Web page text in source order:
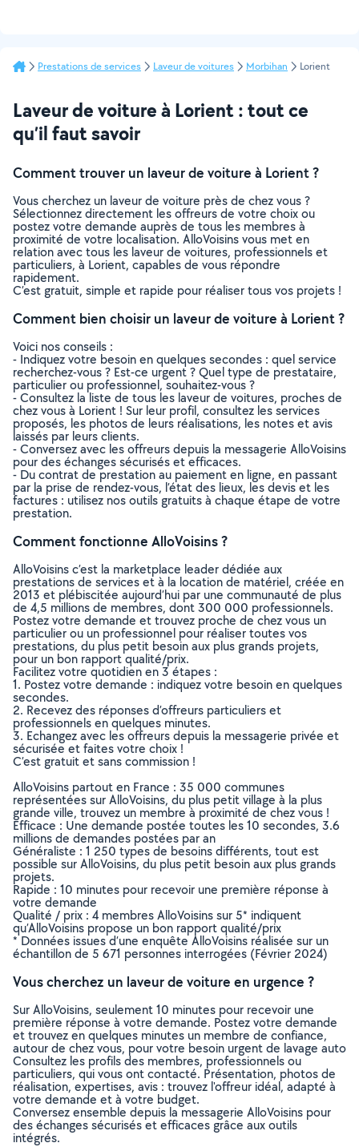
Prestations de services Laveur de voitures Morbihan Lorient
Laveur de voiture à Lorient : tout ce
qu’il faut savoir
Comment trouver un laveur de voiture à Lorient ?
Vous cherchez un laveur de voiture près de chez vous ?
Sélectionnez directement les offreurs de votre choix ou
postez votre demande auprès de tous les membres à
proximité de votre localisation. AlloVoisins vous met en
relation avec tous les laveur de voitures, professionnels et
particuliers, à Lorient, capables de vous répondre
rapidement.
C’est gratuit, simple et rapide pour réaliser tous vos projets !
Comment bien choisir un laveur de voiture à Lorient ?
Voici nos conseils :
- Indiquez votre besoin en quelques secondes : quel service
recherchez-vous ? Est-ce urgent ? Quel type de prestataire,
particulier ou professionnel, souhaitez-vous ?
- Consultez la liste de tous les laveur de voitures, proches de
chez vous à Lorient ! Sur leur profil, consultez les services
proposés, les photos de leurs réalisations, les notes et avis
laissés par leurs clients.
- Conversez avec les offreurs depuis la messagerie AlloVoisins
pour des échanges sécurisés et efficaces.
- Du contrat de prestation au paiement en ligne, en passant
par la prise de rendez-vous, l’état des lieux, les devis et les
factures : utilisez nos outils gratuits à chaque étape de votre
prestation.
Comment fonctionne AlloVoisins ?
AlloVoisins c’est la marketplace leader dédiée aux
prestations de services et à la location de matériel, créée en
2013 et plébiscitée aujourd’hui par une communauté de plus
de 4,5 millions de membres, dont 300 000 professionnels.
Postez votre demande et trouvez proche de chez vous un
particulier ou un professionnel pour réaliser toutes vos
prestations, du plus petit besoin aux plus grands projets,
pour un bon rapport qualité/prix.
Facilitez votre quotidien en 3 étapes :
1. Postez votre demande : indiquez votre besoin en quelques
secondes.
2. Recevez des réponses d’offreurs particuliers et
professionnels en quelques minutes.
3. Echangez avec les offreurs depuis la messagerie privée et
sécurisée et faites votre choix !
C’est gratuit et sans commission !
AlloVoisins partout en France : 35 000 communes
représentées sur AlloVoisins, du plus petit village à la plus
grande ville, trouvez un membre à proximité de chez vous !
Efficace : Une demande postée toutes les 10 secondes, 3.6
millions de demandes postées par an
Généraliste : 1 250 types de besoins différents, tout est
possible sur AlloVoisins, du plus petit besoin aux plus grands
projets.
Rapide : 10 minutes pour recevoir une première réponse à
votre demande
Qualité / prix : 4 membres AlloVoisins sur 5* indiquent
qu’AlloVoisins propose un bon rapport qualité/prix
* Données issues d’une enquête AlloVoisins réalisée sur un
échantillon de 5 671 personnes interrogées (Février 2024)
Vous cherchez un laveur de voiture en urgence ?
Sur AlloVoisins, seulement 10 minutes pour recevoir une
première réponse à votre demande. Postez votre demande
et trouvez en quelques minutes un membre de confiance,
autour de chez vous, pour votre besoin urgent de lavage auto
Consultez les profils des membres, professionnels ou
particuliers, qui vous ont contacté. Présentation, photos de
réalisation, expertises, avis : trouvez l'offreur idéal, adapté à
votre demande et à votre budget.
Conversez ensemble depuis la messagerie AlloVoisins pour
des échanges sécurisés et efficaces grâce aux outils
intégrés.